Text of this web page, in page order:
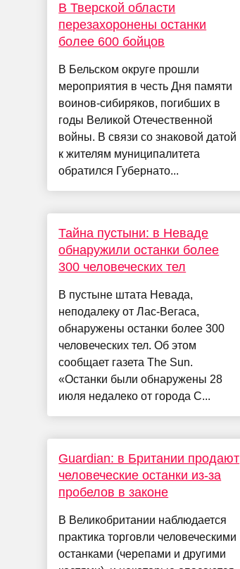
В Тверской области
перезахоронены останки
более 600 бойцов
В Бельском округе прошли
мероприятия в честь Дня памяти
воинов-сибиряков, погибших в
годы Великой Отечественной
войны. В связи со знаковой датой
к жителям муниципалитета
обратился Губернато...
Тайна пустыни: в Неваде
обнаружили останки более
300 человеческих тел
В пустыне штата Невада,
неподалеку от Лас-Вегаса,
обнаружены останки более 300
человеческих тел. Об этом
сообщает газета The Sun.
«Останки были обнаружены 28
июля недалеко от города С...
Guardian: в Британии продают
человеческие останки из-за
пробелов в законе
В Великобритании наблюдается
практика торговли человеческими
останками (черепами и другими